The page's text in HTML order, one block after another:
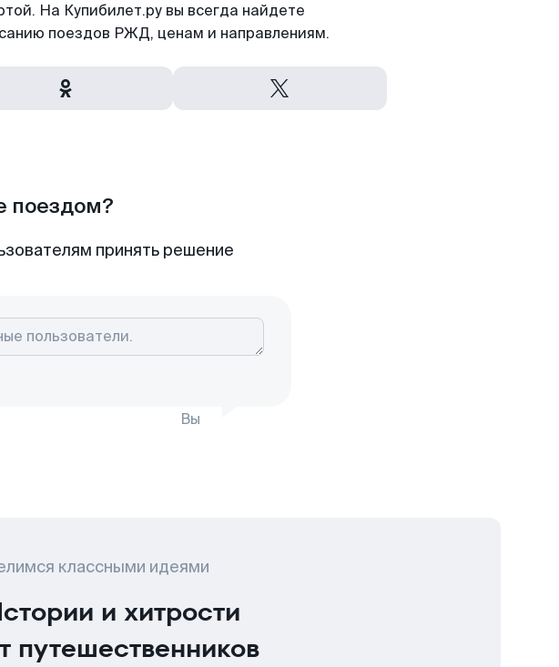
На Купибилет.ру вы всегда найдете
поездов РЖД, ценам и направлениям.
поездом?
принять решение
Вы
классными идеями
и хитрости
путешественников